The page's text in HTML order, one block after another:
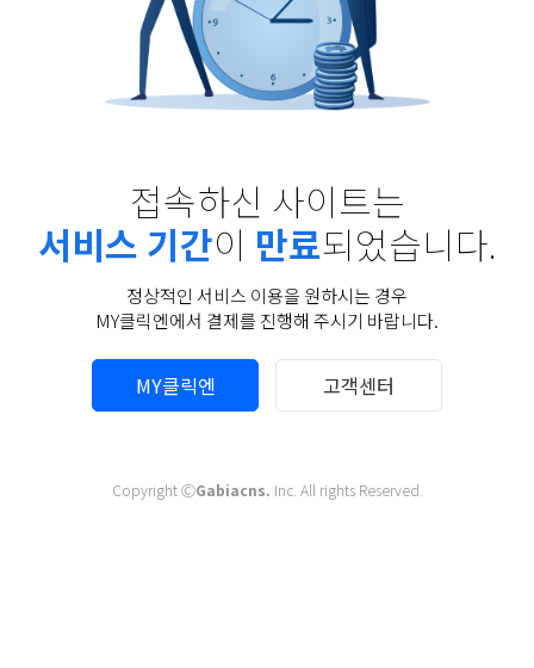
접속하신 사이트는
서비스 기간이 만료되었습니다.
정상적인 서비스 이용을 원하시는 경우
MY클릭엔에서 결제를 진행해 주시기 바랍니다.
MY클릭엔 고객센터
Copyright ⒸGabiacns. Inc. All rights Reserved.